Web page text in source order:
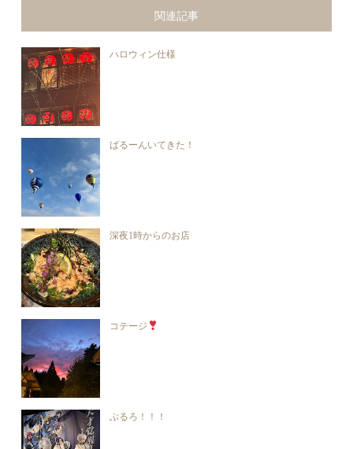
関連記事
ハロウィン仕様
ばるーんいてきた！
深夜1時からのお店
コテージ
ぶるろ！！！